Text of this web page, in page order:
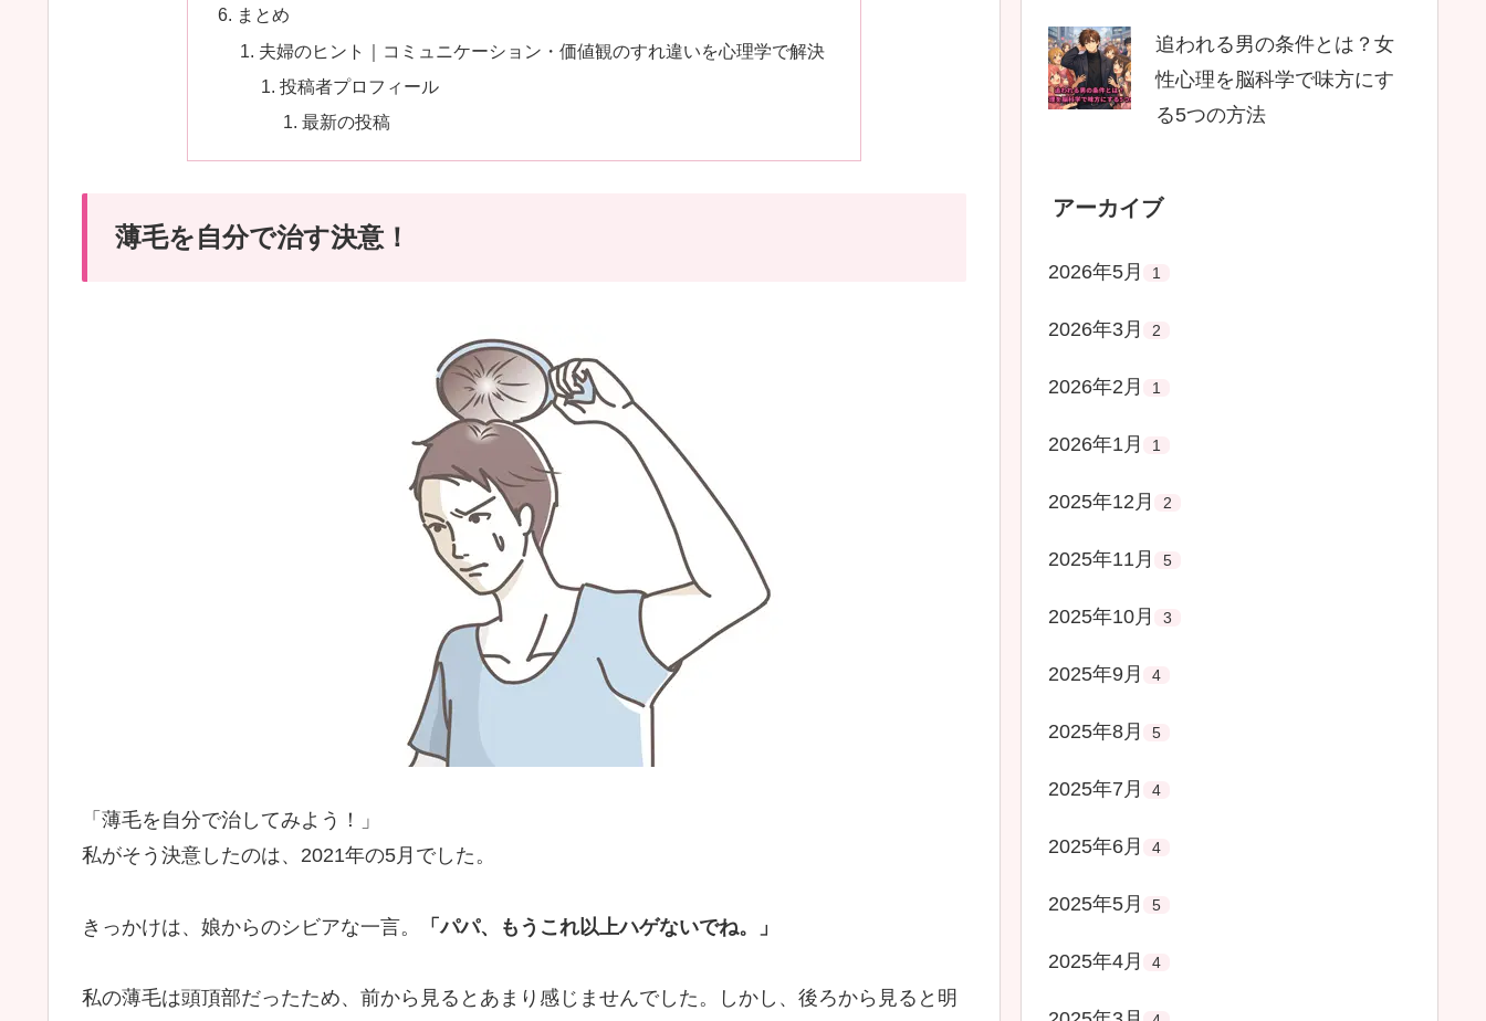
まとめ
夫婦のヒント｜コミュニケーション・価値観のすれ違いを心理学で解決
投稿者プロフィール
最新の投稿
薄毛を自分で治す決意！
「薄毛を自分で治してみよう！」
私がそう決意したのは、2021年の5月でした。
きっかけは、娘からのシビアな一言。 「パパ、もうこれ以上ハゲないでね。」
私の薄毛は頭頂部だったため、前から見るとあまり感じませんでした。しかし、後ろから見ると明
追われる男の条件とは？女
性心理を脳科学で味方にす
る5つの方法
アーカイブ
2026年5月 1
2026年3月 2
2026年2月 1
2026年1月 1
2025年12月 2
2025年11月 5
2025年10月 3
2025年9月 4
2025年8月 5
2025年7月 4
2025年6月 4
2025年5月 5
2025年4月 4